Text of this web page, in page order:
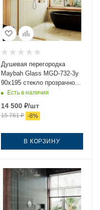
Душевая перегородка
Maybah Glass MGD-732-3у
90х195 стекло прозрачное
профиль золото
Есть в наличии
14 500₽/шт
15 761₽ -8%
В КОРЗИНУ